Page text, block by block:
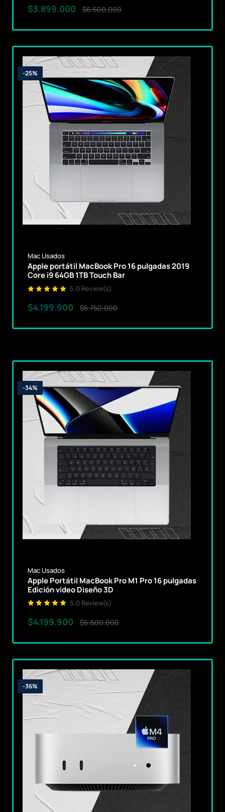
$3.899.000 $6.500.000
-25%
Mac Usados
Apple portátil MacBook Pro 16 pulgadas 2019
Core i9 64GB 1TB Touch Bar
5.0 Review(s)
$4.199.900 $5.750.000
-34%
Mac Usados
Apple Portátil MacBook Pro M1 Pro 16 pulgadas
Edición video Diseño 3D
5.0 Review(s)
$4.199.900 $6.500.000
-36%